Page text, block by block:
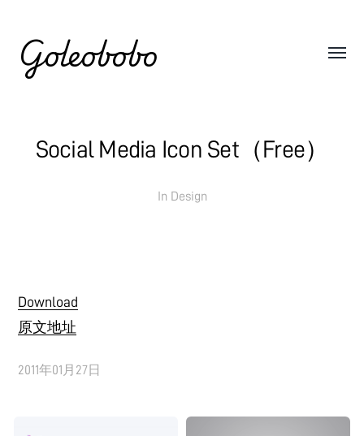
Goleobobo
Social Media Icon Set（Free）
In Design
Download
原文地址
2011年01月27日